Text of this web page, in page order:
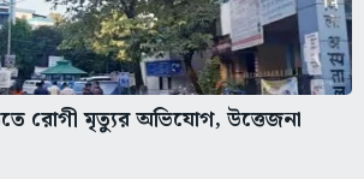
রোগী মৃত্যুর অভিযোগ, উত্তেজনা